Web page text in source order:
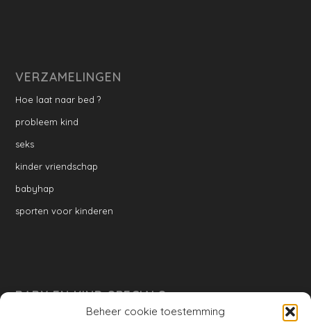
Beheer cookie toestemming
VERZAMELINGEN
Hoe laat naar bed ?
probleem kind
seks
kinder vriendschap
babyhap
sporten voor kinderen
BABY EN KIND SPECIALS